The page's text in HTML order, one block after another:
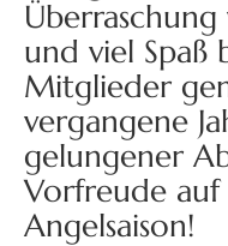
Überraschung
und viel Spaß
Mitglieder
vergangene
gelungener
Vorfreude
Angelsaison!